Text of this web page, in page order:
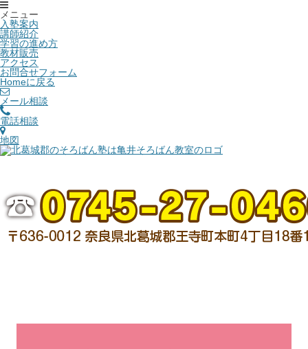
メニュー
入塾案内
講師紹介
学習の進め方
教材販売
アクセス
お問合せフォーム
Homeに戻る
メール相談
電話相談
地図